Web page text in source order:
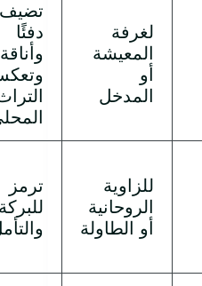
لغرفة
المعيشة
أو
المدخل
تضيف
دفئًا
وأناقة
للزاوية
الروحانية
أو الطاولة
ترمز